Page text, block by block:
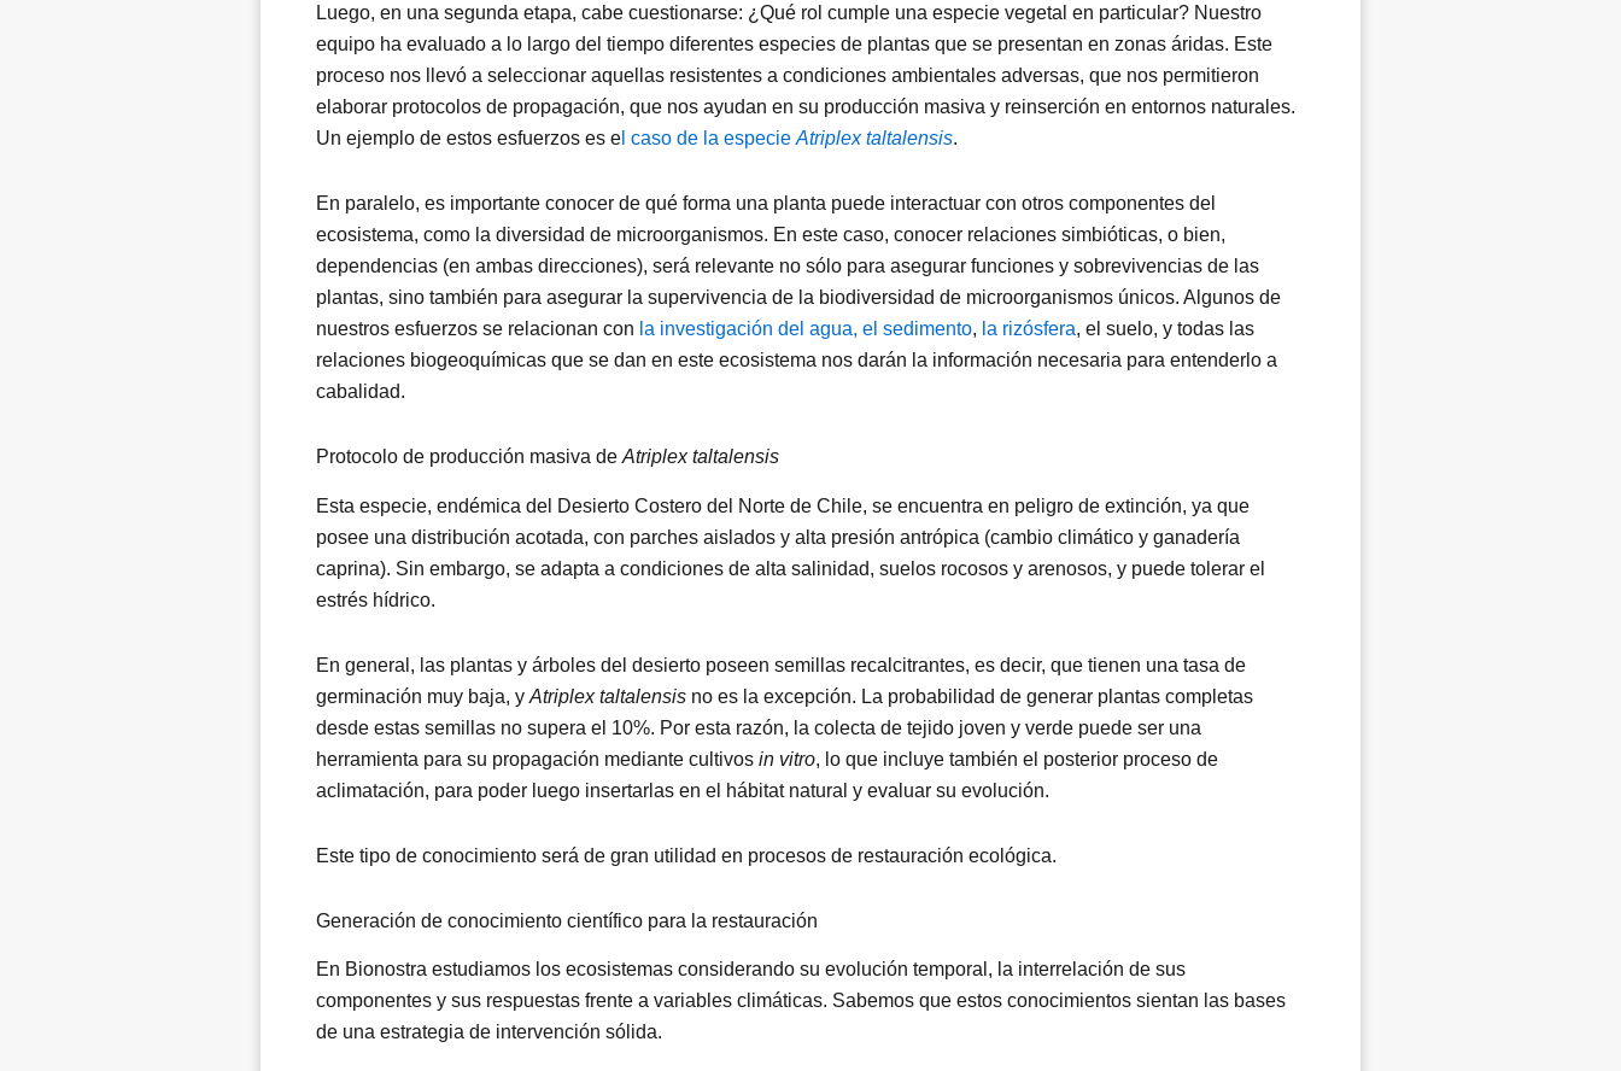
Luego, en una segunda etapa, cabe cuestionarse: ¿Qué rol cumple una especie vegetal en particular? Nuestro
equipo ha evaluado a lo largo del tiempo diferentes especies de plantas que se presentan en zonas áridas. Este
proceso nos llevó a seleccionar aquellas resistentes a condiciones ambientales adversas, que nos permitieron
elaborar protocolos de propagación, que nos ayudan en su producción masiva y reinserción en entornos naturales.
Un ejemplo de estos esfuerzos es el caso de la especie Atriplex taltalensis.
En paralelo, es importante conocer de qué forma una planta puede interactuar con otros componentes del
ecosistema, como la diversidad de microorganismos. En este caso, conocer relaciones simbióticas, o bien,
dependencias (en ambas direcciones), será relevante no sólo para asegurar funciones y sobrevivencias de las
plantas, sino también para asegurar la supervivencia de la biodiversidad de microorganismos únicos. Algunos de
nuestros esfuerzos se relacionan con la investigación del agua, el sedimento, la rizósfera, el suelo, y todas las
relaciones biogeoquímicas que se dan en este ecosistema nos darán la información necesaria para entenderlo a
cabalidad.
Protocolo de producción masiva de Atriplex taltalensis
Esta especie, endémica del Desierto Costero del Norte de Chile, se encuentra en peligro de extinción, ya que
posee una distribución acotada, con parches aislados y alta presión antrópica (cambio climático y ganadería
caprina). Sin embargo, se adapta a condiciones de alta salinidad, suelos rocosos y arenosos, y puede tolerar el
estrés hídrico.
En general, las plantas y árboles del desierto poseen semillas recalcitrantes, es decir, que tienen una tasa de
germinación muy baja, y Atriplex taltalensisno es la excepción. La probabilidad de generar plantas completas
desde estas semillas no supera el 10%. Por esta razón, la colecta de tejido joven y verde puede ser una
herramienta para su propagación mediante cultivos in vitro, lo que incluye también el posterior proceso de
aclimatación, para poder luego insertarlas en el hábitat natural y evaluar su evolución.
Este tipo de conocimiento será de gran utilidad en procesos de restauración ecológica.
Generación de conocimiento científico para la restauración
En Bionostra estudiamos los ecosistemas considerando su evolución temporal, la interrelación de sus
componentes y sus respuestas frente a variables climáticas. Sabemos que estos conocimientos sientan las bases
de una estrategia de intervención sólida.